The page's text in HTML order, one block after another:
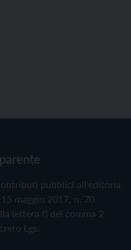
pubblici all'editoria
maggio 2017, n. 70.
lettera f) del comma 2
Lgs.